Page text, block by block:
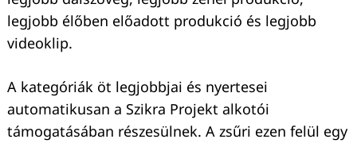
legjobb élőben előadott produkció és legjobb
videoklip.
A kategóriák öt legjobbjai és nyertesei
automatikusan a Szikra Projekt alkotói
támogatásában részesülnek. A zsűri ezen felül egy